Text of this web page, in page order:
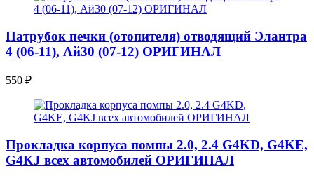
Патрубок печки (отопителя) отводящий Элантра
4 (06-11), Ай30 (07-12) ОРИГИНАЛ
550 ₽
Прокладка корпуса помпы 2.0, 2.4 G4KD, G4KE,
G4KJ всех автомобилей ОРИГИНАЛ